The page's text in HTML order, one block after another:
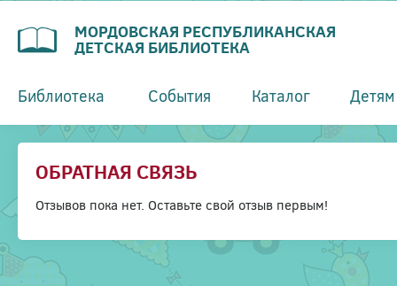
МОРДОВСКАЯ РЕСПУБЛИКАНСКАЯ
ДЕТСКАЯ БИБЛИОТЕКА
Библиотека События Каталог Детям
ОБРАТНАЯ СВЯЗЬ
Отзывов пока нет. Оставьте свой отзыв первым!